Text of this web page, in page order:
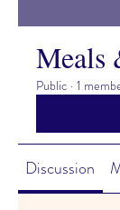
Meals
Public · 1
Discussion